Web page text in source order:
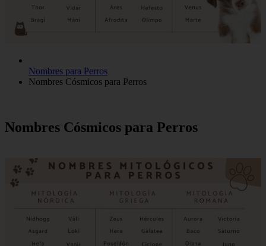
Nombres para Perros
Nombres Cósmicos para Perros
Nombres Cósmicos para Perros